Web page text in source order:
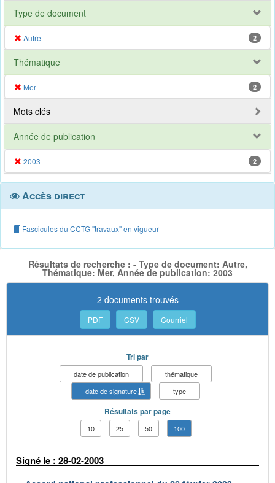
Type de document
Autre 2
Thématique
Mer 2
Mots clés
Année de publication
2003 2
Accès direct
Fascicules du CCTG "travaux" en vigueur
Résultats de recherche : - Type de document: Autre,
Thématique: Mer, Année de publication: 2003
2 documents trouvés
PDF CSV Courriel
Tri par
date de publication
thématique
date de signature
type
Résultats par page
10 25 50 100
Signé le : 28-02-2003